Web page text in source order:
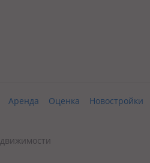
Аренда Оценка Новостройки